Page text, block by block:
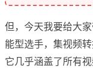
但，今天我要给大
能型选手，集视频
它几乎涵盖了所有